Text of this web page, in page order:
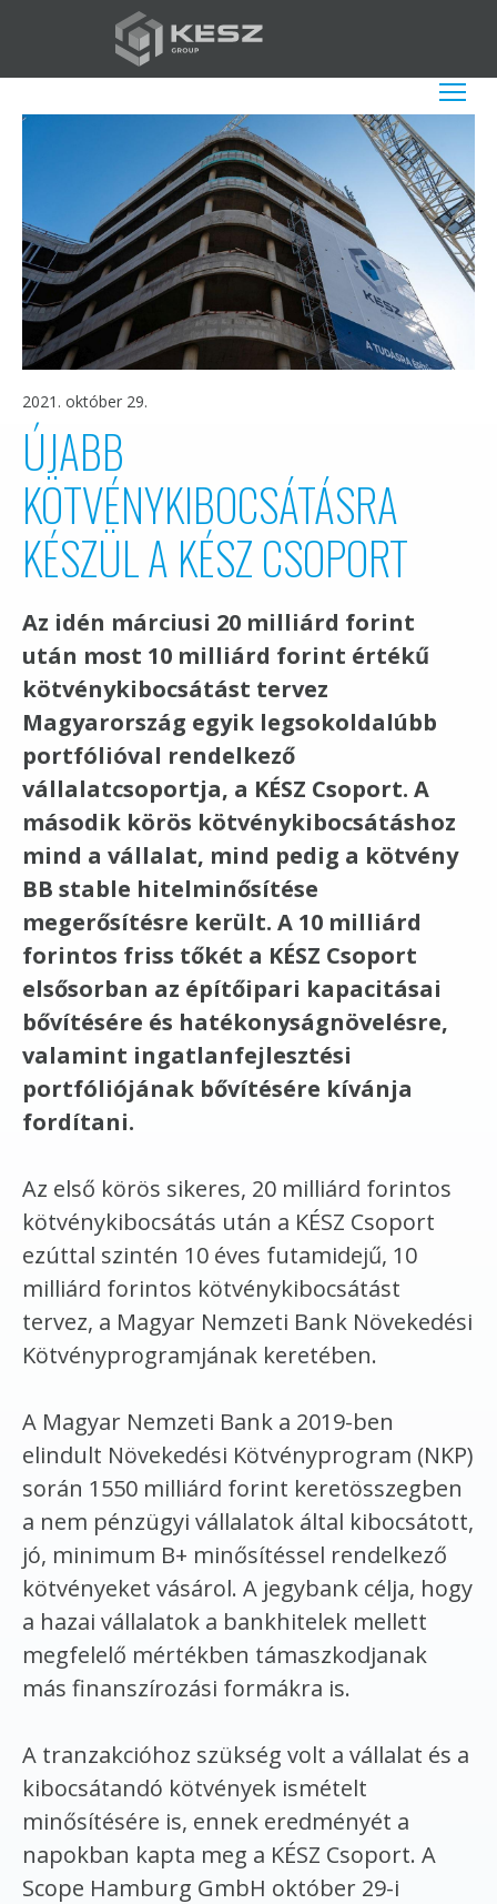
tartalomra
További
2021. október 29.
ÚJABB
KÖTVÉNYKIBOCSÁTÁSRA
KÉSZÜL A KÉSZ CSOPORT
Az idén márciusi 20 milliárd forint
után most 10 milliárd forint értékű
kötvénykibocsátást tervez
Magyarország egyik legsokoldalúbb
portfólióval rendelkező
vállalatcsoportja, a KÉSZ Csoport. A
második körös kötvénykibocsátáshoz
mind a vállalat, mind pedig a kötvény
BB stable hitelminősítése
megerősítésre került. A 10 milliárd
forintos friss tőkét a KÉSZ Csoport
elsősorban az építőipari kapacitásai
bővítésére és hatékonyságnövelésre,
valamint ingatlanfejlesztési
portfóliójának bővítésére kívánja
fordítani.
Az első körös sikeres, 20 milliárd forintos
kötvénykibocsátás után a KÉSZ Csoport
ezúttal szintén 10 éves futamidejű, 10
milliárd forintos kötvénykibocsátást
tervez, a Magyar Nemzeti Bank Növekedési
Kötvényprogramjának keretében.
A Magyar Nemzeti Bank a 2019-ben
elindult Növekedési Kötvényprogram (NKP)
során 1550 milliárd forint keretösszegben
a nem pénzügyi vállalatok által kibocsátott,
jó, minimum B+ minősítéssel rendelkező
kötvényeket vásárol. A jegybank célja, hogy
a hazai vállalatok a bankhitelek mellett
megfelelő mértékben támaszkodjanak
más finanszírozási formákra is.
A tranzakcióhoz szükség volt a vállalat és a
kibocsátandó kötvények ismételt
minősítésére is, ennek eredményét a
napokban kapta meg a KÉSZ Csoport. A
Scope Hamburg GmbH október 29-i